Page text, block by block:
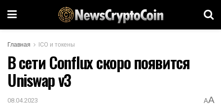
Главная ICO и токены
В сети Conflux скоро появится
Uniswap v3
08.04.2023 AA